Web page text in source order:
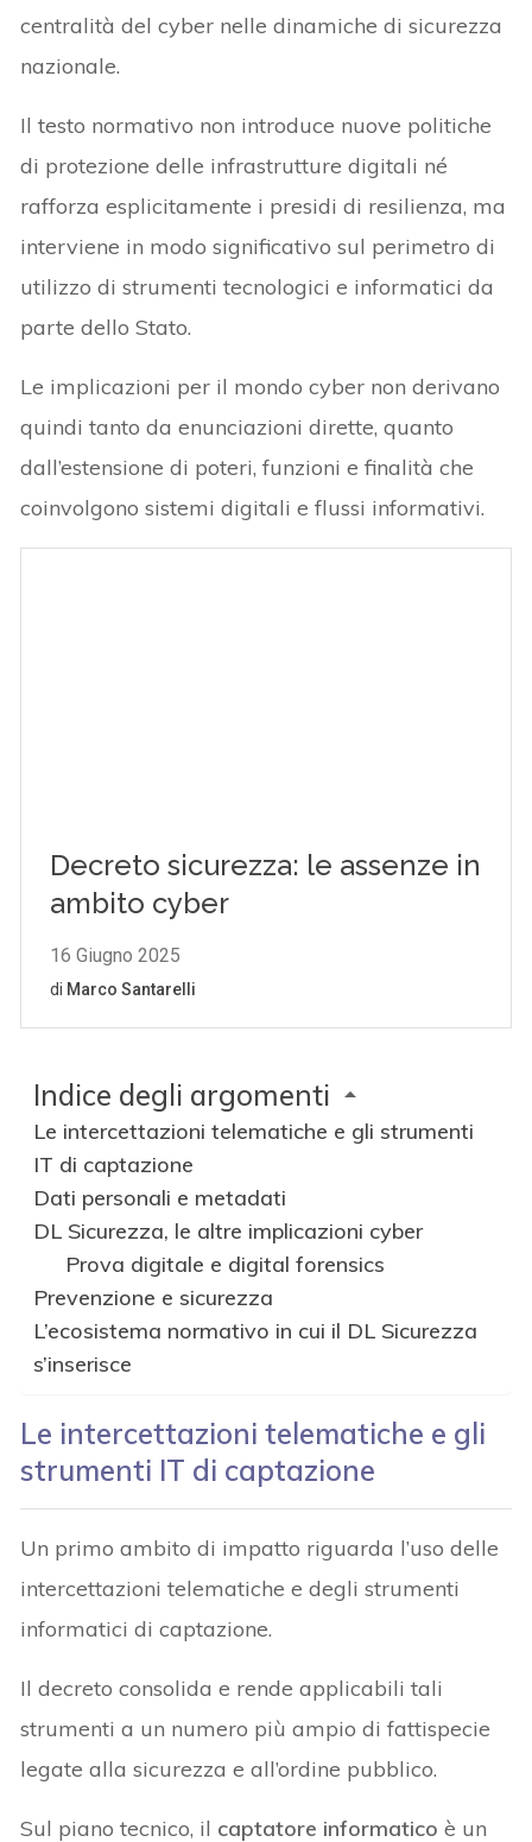
centralità del cyber nelle dinamiche di sicurezza
nazionale.
Il testo normativo non introduce nuove politiche
di protezione delle infrastrutture digitali né
rafforza esplicitamente i presidi di resilienza, ma
interviene in modo significativo sul perimetro di
utilizzo di strumenti tecnologici e informatici da
parte dello Stato.
Le implicazioni per il mondo cyber non derivano
quindi tanto da enunciazioni dirette, quanto
dall’estensione di poteri, funzioni e finalità che
coinvolgono sistemi digitali e flussi informativi.
Indice degli argomenti
Le intercettazioni telematiche e gli strumenti
IT di captazione
Dati personali e metadati
DL Sicurezza, le altre implicazioni cyber
Prova digitale e digital forensics
Prevenzione e sicurezza
L’ecosistema normativo in cui il DL Sicurezza
s’inserisce
Le intercettazioni telematiche e gli
strumenti IT di captazione
Un primo ambito di impatto riguarda l’uso delle
intercettazioni telematiche e degli strumenti
informatici di captazione.
Il decreto consolida e rende applicabili tali
strumenti a un numero più ampio di fattispecie
legate alla sicurezza e all’ordine pubblico.
Sul piano tecnico, il captatore informaticoè un